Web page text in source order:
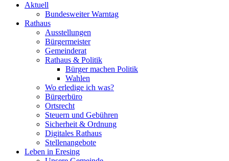
Aktuell
Bundesweiter Warntag
Rathaus
Ausstellungen
Bürgermeister
Gemeinderat
Rathaus & Politik
Bürger machen Politik
Wahlen
Wo erledige ich was?
Bürgerbüro
Ortsrecht
Steuern und Gebühren
Sicherheit & Ordnung
Digitales Rathaus
Stellenangebote
Leben in Eresing